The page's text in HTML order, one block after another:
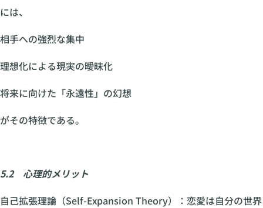
には、
相手への強烈な集中
理想化による現実の曖昧化
将来に向けた「永遠性」の幻想
がその特徴である。
5.2 心理的メリット
自己拡張理論（Self-Expansion Theory）：恋愛は自分の世界